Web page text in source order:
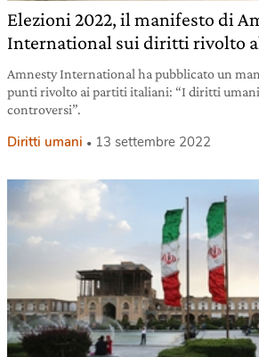
Elezioni 2022, il manifesto di
International sui diritti rivolto
Amnesty International ha pubblicato un
punti rivolto ai partiti italiani: “I diritti
controversi”.
Diritti umani 13 settembre 2022